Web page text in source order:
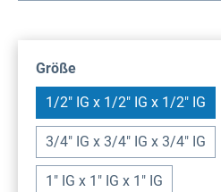
Größeauswählen
1/2" IG x 1/2" IG x 1/2" IG
3/4" IG x 3/4" IG x 3/4" IG
1" IG x 1" IG x 1" IG